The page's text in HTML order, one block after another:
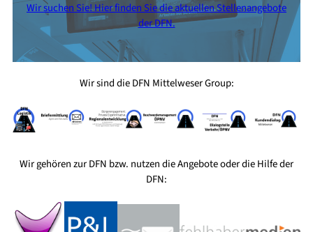
Wir suchen Sie! Hier finden Sie die aktuellen Stellenangebote
der DFN.
Wir sind die DFN Mittelweser Group:
Wir gehören zur DFN bzw. nutzen die Angebote oder die Hilfe der
DFN: